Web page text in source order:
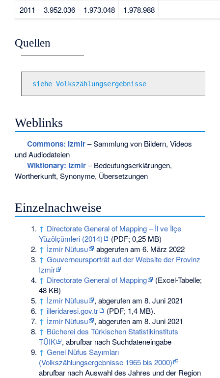
2011
3.952.036 1.973.048 1.978.988
Quellen
siehe Volkszählungsergebnisse
Weblinks
Commons: Izmir– Sammlung von Bildern, Videos
und Audiodateien
Wiktionary: Izmir– Bedeutungserklärungen,
Wortherkunft, Synonyme, Übersetzungen
Einzelnachweise
↑ Directorate General of Mapping – İl ve İlçe
Yüzölçümleri (2014)
(PDF; 0,25 MB)
↑ İzmir Nüfusu
abgerufen am 6. März 2022
↑ Gouverneursporträt auf der Website der Provinz
Izmir
↑ Directorate General of Mapping
(Excel-Tabelle;
48 KB)
↑ İzmir Nüfusu
, abgerufen am 8. Juni 2021
↑ illeridaresi.gov.tr
(PDF; 1,4 MB).
↑ İzmir Nüfusu
, abgerufen am 8. Juni 2021
↑ Bücherei des Türkischen Statistikinstituts
TÜIK
, abrufbar nach Suchdateneingabe
↑ Genel Nüfus Sayımları
(Volkszählungsergebnisse 1965 bis 2000)
abrufbar nach Auswahl des Jahres und der Region